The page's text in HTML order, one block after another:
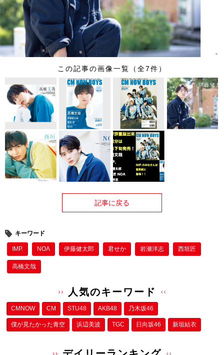
この記事の画像一覧（全7件）
記事に戻る
キーワード
IMP. NOA 伊藤健太郎 君せか 岩瀬洋志 西垣匠
高橋文哉
人気のキーワード
CMNOW CM STU48 AKB48 乃木坂46
僕が⾒たかった⻘空 浜辺美波 TGC 日向坂46 新垣結衣